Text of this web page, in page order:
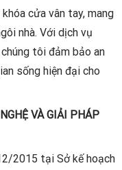
cửa vân tay, mang
nhà. Với dịch vụ
tôi đảm bảo an
sống hiện đại cho
VÀ GIẢI PHÁP
2015 tại Sở kế hoạch